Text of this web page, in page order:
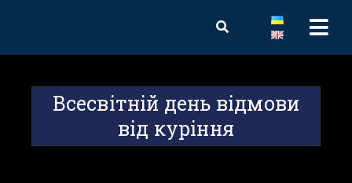
Всесвітній день відмови
від куріння